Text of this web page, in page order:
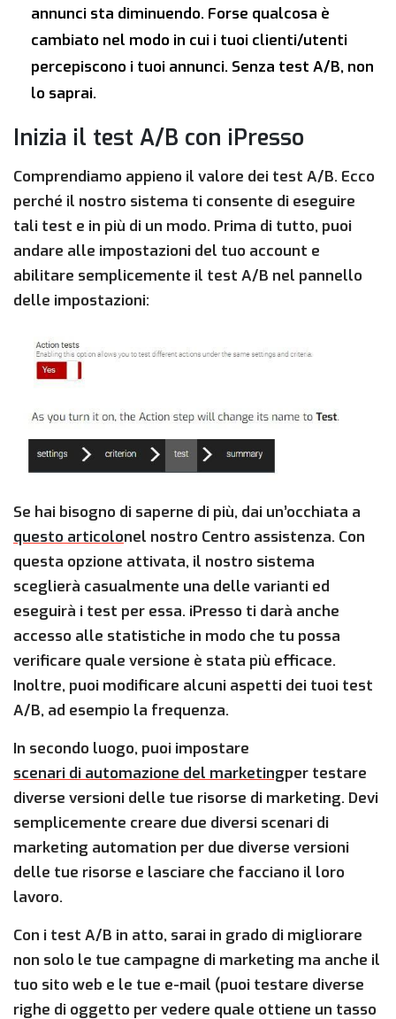
annunci sta diminuendo. Forse qualcosa è
cambiato nel modo in cui i tuoi clienti/utenti
percepiscono i tuoi annunci. Senza test A/B, non
lo saprai.
Inizia il test A/B con iPresso
Comprendiamo appieno il valore dei test A/B. Ecco
perché il nostro sistema ti consente di eseguire
tali test e in più di un modo. Prima di tutto, puoi
andare alle impostazioni del tuo account e
abilitare semplicemente il test A/B nel pannello
delle impostazioni:
Se hai bisogno di saperne di più, dai un’occhiata a
questo articolonel nostro Centro assistenza. Con
questa opzione attivata, il nostro sistema
sceglierà casualmente una delle varianti ed
eseguirà i test per essa. iPresso ti darà anche
accesso alle statistiche in modo che tu possa
verificare quale versione è stata più efficace.
Inoltre, puoi modificare alcuni aspetti dei tuoi test
A/B, ad esempio la frequenza.
In secondo luogo, puoi impostare
scenari di automazione del marketingper testare
diverse versioni delle tue risorse di marketing. Devi
semplicemente creare due diversi scenari di
marketing automation per due diverse versioni
delle tue risorse e lasciare che facciano il loro
lavoro.
Con i test A/B in atto, sarai in grado di migliorare
non solo le tue campagne di marketing ma anche il
tuo sito web e le tue e-mail (puoi testare diverse
righe di oggetto per vedere quale ottiene un tasso